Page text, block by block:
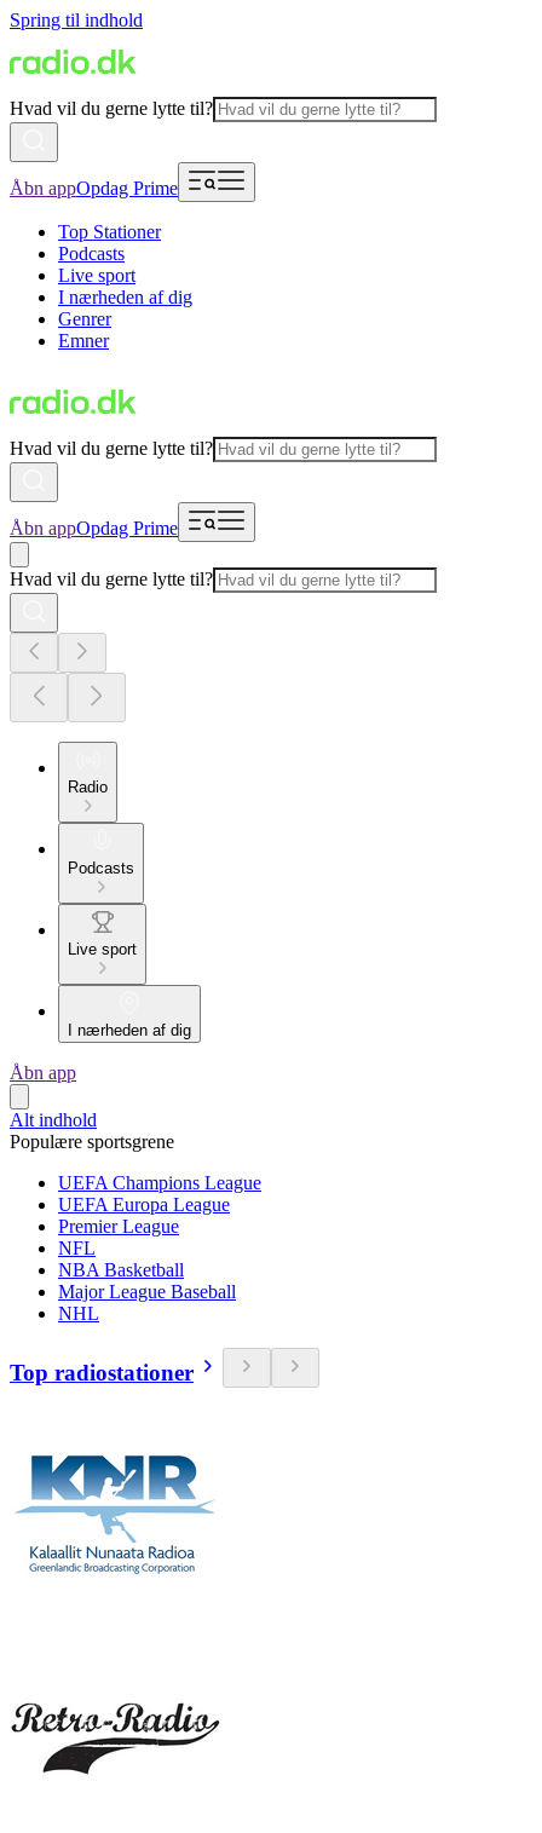
Spring til indhold
Hvad vil du gerne lytte til?
Åbn appOpdag Prime
Top Stationer
Podcasts
Live sport
I nærheden af dig
Genrer
Emner
Hvad vil du gerne lytte til?
Åbn appOpdag Prime
Hvad vil du gerne lytte til?
Radio
Podcasts
Live sport
I nærheden af dig
Åbn app
Alt indhold
Populære sportsgrene
UEFA Champions League
UEFA Europa League
Premier League
NFL
NBA Basketball
Major League Baseball
NHL
Top radiostationer